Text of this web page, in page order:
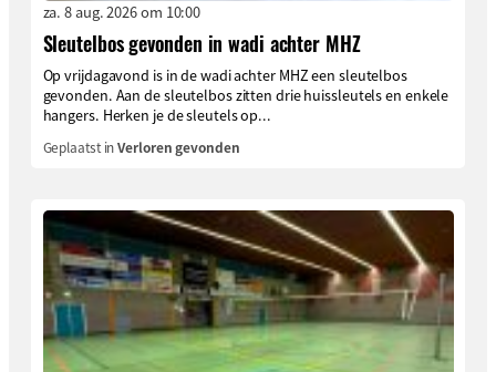
za. 8 aug. 2026 om 10:00
Sleutelbos gevonden in wadi achter MHZ
Op vrijdagavond is in de wadi achter MHZ een sleutelbos
gevonden. Aan de sleutelbos zitten drie huissleutels en enkele
hangers. Herken je de sleutels op...
Geplaatst inVerloren gevonden